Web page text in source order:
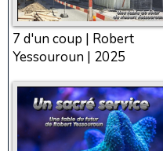
7 d'un coup | Robert
Yessouroun | 2025